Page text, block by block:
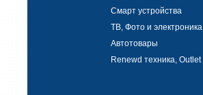
Смарт устройства
ТВ, Фото и электроника
Автотовары
Renewd техника, Outlet